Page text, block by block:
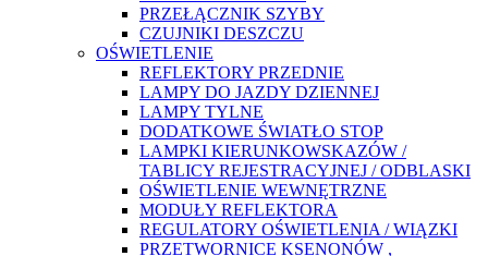
PRZEŁĄCZNIK SZYBY
CZUJNIKI DESZCZU
OŚWIETLENIE
REFLEKTORY PRZEDNIE
LAMPY DO JAZDY DZIENNEJ
LAMPY TYLNE
DODATKOWE ŚWIATŁO STOP
LAMPKI KIERUNKOWSKAZÓW /
TABLICY REJESTRACYJNEJ / ODBLASKI
OŚWIETLENIE WEWNĘTRZNE
MODUŁY REFLEKTORA
REGULATORY OŚWIETLENIA / WIĄZKI
PRZETWORNICE KSENONÓW ,